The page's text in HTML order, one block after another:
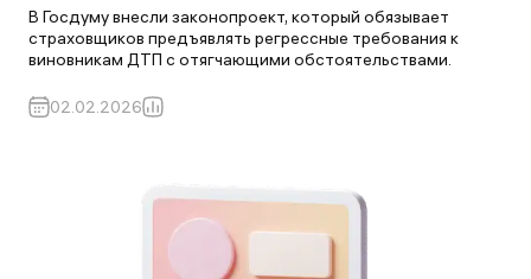
В Госдуму внесли законопроект, который обязывает
страховщиков предъявлять регрессные требования к
виновникам ДТП с отягчающими обстоятельствами.
02.02.2026